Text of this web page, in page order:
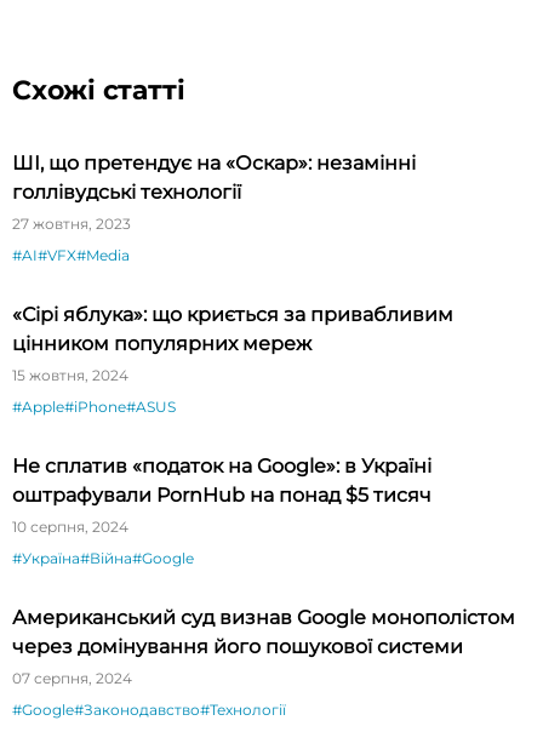
Схожі статті
ШІ, що претендує на «Оскар»: незамінні
голлівудські технології
27 жовтня, 2023
#AI#VFX#Media
«Сірі яблука»: що криється за привабливим
цінником популярних мереж
15 жовтня, 2024
#Apple#iPhone#ASUS
Не сплатив «податок на Google»: в Україні
оштрафували PornHub на понад $5 тисяч
10 серпня, 2024
#Україна#Війна#Google
Американський суд визнав Google монополістом
через домінування його пошукової системи
07 серпня, 2024
#Google#Законодавство#Технології